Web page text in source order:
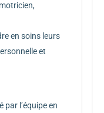
en soins leurs
et
l’équipe en